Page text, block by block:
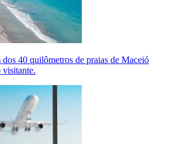
40 quilômetros de praias de Maceió
visitante.